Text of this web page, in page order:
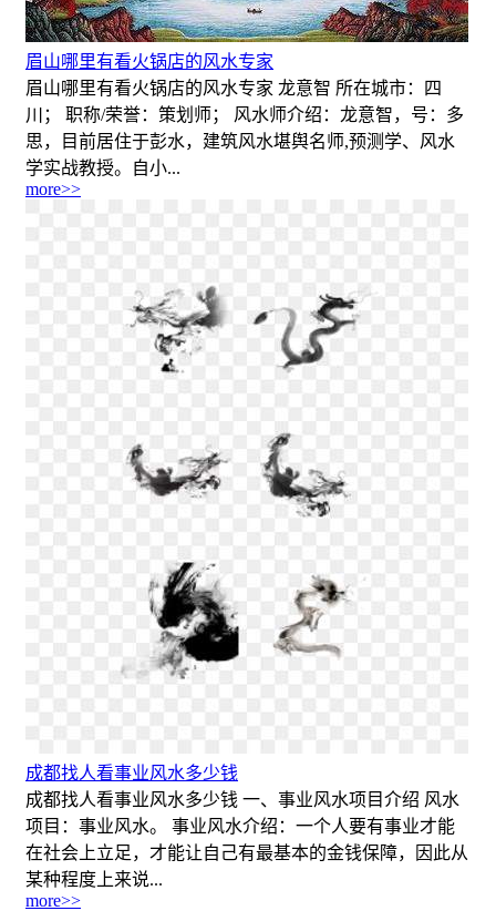
眉山哪里有看火锅店的风水专家
眉山哪里有看火锅店的风水专家 龙意智 所在城市：四
川； 职称/荣誉：策划师； 风水师介绍：龙意智，号：多
思，目前居住于彭水，建筑风水堪舆名师,预测学、风水
学实战教授。自小...
more>>
成都找人看事业风水多少钱
成都找人看事业风水多少钱 一、事业风水项目介绍 风水
项目：事业风水。 事业风水介绍：一个人要有事业才能
在社会上立足，才能让自己有最基本的金钱保障，因此从
某种程度上来说...
more>>